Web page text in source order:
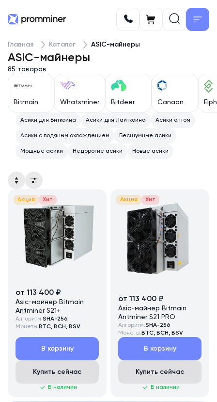
Главная Каталог ASIC-майнеры
ASIC-майнеры
85 товаров
Bitmain Whatsminer Bitdeer Canaan
Асики для Биткоина Асики для Лайткоина Асики оптом
Асики с водяным охлаждением Бесшумные асики
Мощные асики Недорогие асики Новые асики
Акция Хит
от 113 400 ₽
Asic-майнер Bitmain
Antminer S21+
Алгоритм:SHA-256
Монеты: BTC, BCH, BSV
В корзину
Купить сейчас
В наличии
Акция Хит
от 113 400 ₽
Asic-майнер Bitmain
Antminer S21 PRO
Алгоритм:SHA-256
Монеты: BTC, BCH, BSV
В корзину
Купить сейчас
В наличии